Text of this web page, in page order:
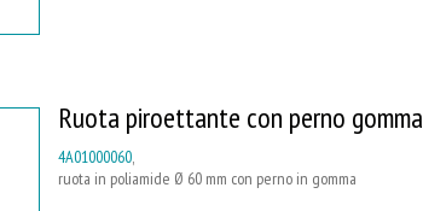
Ruota piroettante con perno gomma
4A01000060,
ruota in poliamide Ø 60 mm con perno in gomma